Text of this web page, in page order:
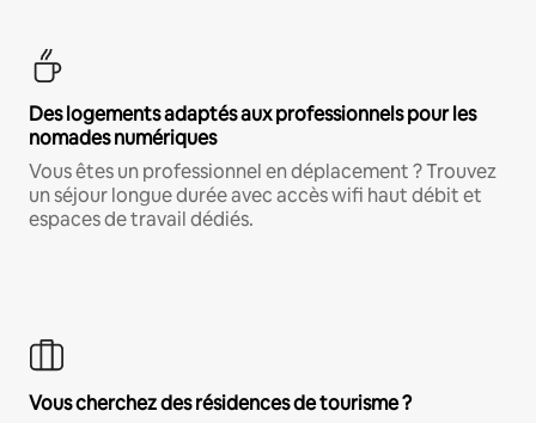
Des logements adaptés aux professionnels pour les
nomades numériques
Vous êtes un professionnel en déplacement ? Trouvez
un séjour longue durée avec accès wifi haut débit et
espaces de travail dédiés.
Vous cherchez des résidences de tourisme ?